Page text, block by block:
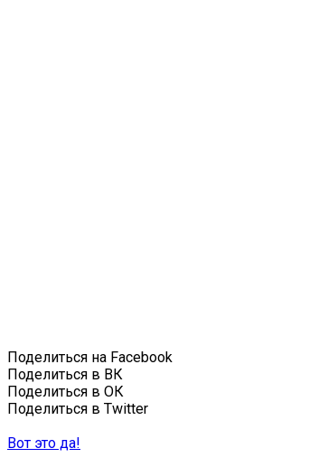
Поделиться на Facebook
Поделиться в ВК
Поделиться в ОК
Поделиться в Twitter
Вот это да!